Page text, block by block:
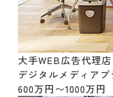
大手WEB広告代理店
デジタルメディアプ
600万円〜1000万円